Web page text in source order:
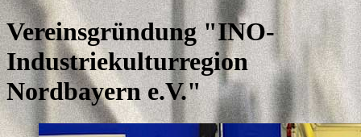
Vereinsgründung "INO-
Industriekulturregion
Nordbayern e.V."